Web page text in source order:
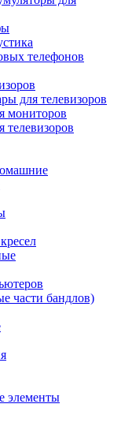
телефонов
для телевизоров
мониторов
части бандлов)
элементы